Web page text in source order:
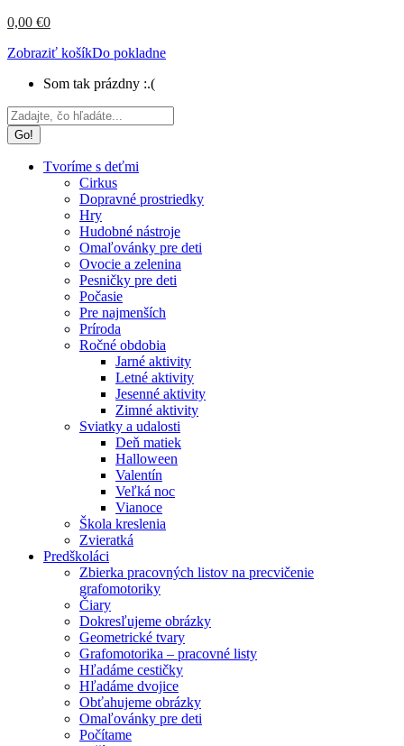
0,00 €0
Zobraziť košíkDo pokladne
Som tak prázdny :.(
Search:
Tvoríme s deťmi
Cirkus
Dopravné prostriedky
Hry
Hudobné nástroje
Omaľovánky pre deti
Ovocie a zelenina
Pesničky pre deti
Počasie
Pre najmenších
Príroda
Ročné obdobia
Jarné aktivity
Letné aktivity
Jesenné aktivity
Zimné aktivity
Sviatky a udalosti
Deň matiek
Halloween
Valentín
Veľká noc
Vianoce
Škola kreslenia
Zvieratká
Predškoláci
Zbierka pracovných listov na precvičenie
grafomotoriky
Čiary
Dokresľujeme obrázky
Geometrické tvary
Grafomotorika – pracovné listy
Hľadáme cestičky
Hľadáme dvojice
Obťahujeme obrázky
Omaľovánky pre deti
Počítame